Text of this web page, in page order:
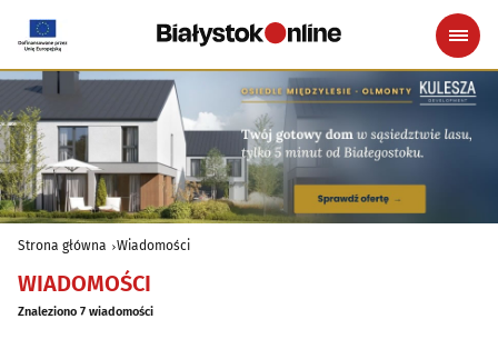
Strona główna Wiadomości
WIADOMOŚCI
Znaleziono 7 wiadomości